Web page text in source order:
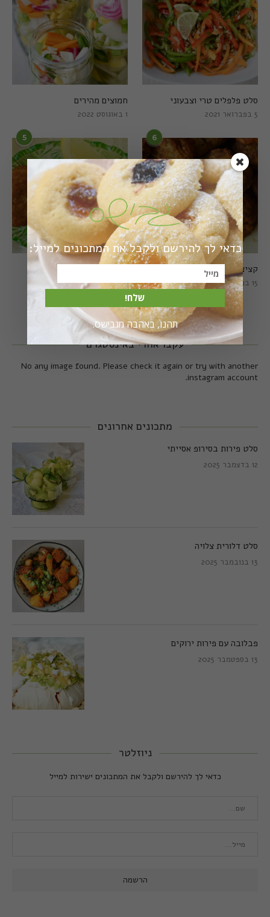
חמוצים מהירים
1 באוגוסט 2022
סלט פלפלים טרי וצבעוני
5 בפברואר 2021
5
קציצות כרישה טבעוניות
מושלמות
20 במרץ 2018
6
קציצות כרישה מושלמות
15 במרץ 2018
עקבו אחרי באינסטגרם
No any image found. Please check it again or try with another
instagram account.
מתכונים אחרונים
סלט פירות בסירופ אסייתי
12 בדצמבר 2025
סלט דלורית צלויה
13 בנובמבר 2025
פבלובה עם פירות ירוקים
13 בספטמבר 2025
ניוזלטר
כדאי לך להירשם ולקבל את המתכונים ישירות למייל
כדאי לך להירשם ולקבל את המתכונים למייל:
שלח!
תהנו, באהבה מגבישס.